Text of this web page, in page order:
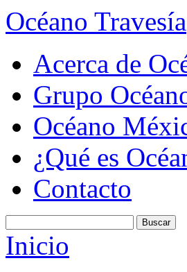
Océano Travesía
Acerca de
Grupo
Océano
¿Qué es
Contacto
Inicio